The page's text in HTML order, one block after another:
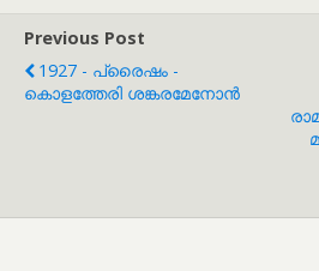
Previous Post
1927 - പ്രൈഷം -
കൊളത്തേരി ശങ്കരമേനോൻ